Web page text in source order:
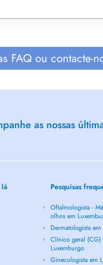
FAQ ou contacte-
as nossas
lá Pesquisas
Oftalmologista -
olhos em
Dermatologista
Clínico geral (CG)
Luxemburgo
Ginecologista em